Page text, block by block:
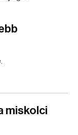
miskolci